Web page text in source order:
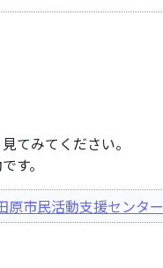
みてください。
す。
原市民活動支援センター